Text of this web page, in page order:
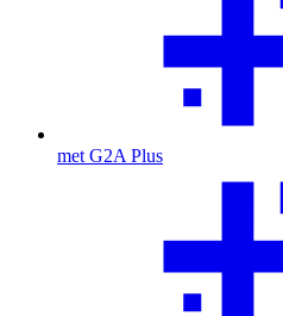
met G2A Plus